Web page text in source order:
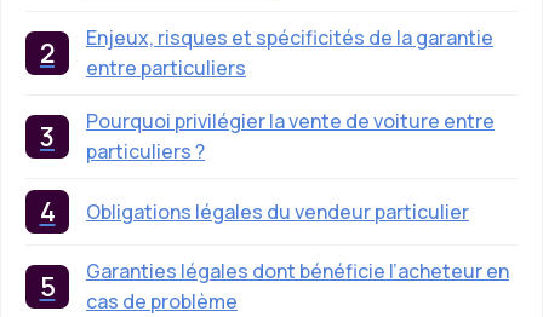
Enjeux, risques et spécificités de la garantie
entre particuliers
Pourquoi privilégier la vente de voiture entre
particuliers ?
Obligations légales du vendeur particulier
Garanties légales dont bénéficie l’acheteur en
cas de problème